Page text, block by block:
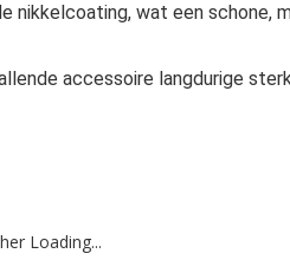
nikkelcoating, wat een schone,
accessoire langdurige
Loading...